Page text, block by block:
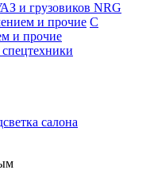
и грузовиков NRG
С
и прочие
салона